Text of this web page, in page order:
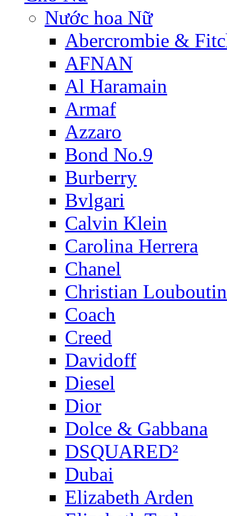
Nước hoa Nữ
Abercrombie &
AFNAN
Al Haramain
Armaf
Azzaro
Bond No.9
Burberry
Bvlgari
Calvin Klein
Carolina Herrera
Chanel
Christian Louboutin
Coach
Creed
Davidoff
Diesel
Dior
Dolce & Gabbana
DSQUARED²
Dubai
Elizabeth Arden